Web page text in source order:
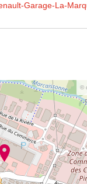
Garage-La-
©